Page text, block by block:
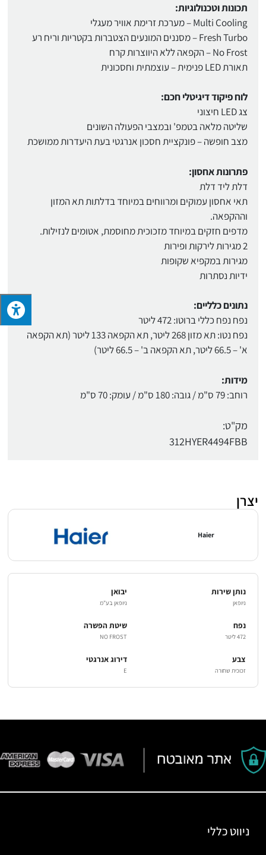
תכונות וטכנולוגיות:
Multi Cooling – מערכת זרימת אוויר מעגלי
Fresh Turbo – מסננים המונעים הצטברות בקטריות וריח רע
No Frost – הקפאה ללא היווצרות קרח
תאורת LED פנימית – עוצמתית וחסכונית
לוח פיקוד דיגיטלי חכם:
צג LED חיצוני
שליטה מלאה בטמפ' ובמצבי הפעולה השונים
מצב חופשה – פונקציית חסכון אנרגטי בעת היעדרות ממושכת
פתרונות אחסון:
דלת ליד דלת
תאי אחסון עמוקים ומרווחים במיוחד בדלתות תא המזון
וההקפאה.
מדפים חזקים במיוחד מזכוכית מחוסמת, אטומים לנזילות.
2 מגירות לירקות ופירות
מגירות במקפיא שקופות
ידיות נסתרות
נתונים כלליים:
נפח נפח כללי ברוטו: 472 ליטר
נפח נטו: תא מזון 268 ליטר, תא הקפאה 133 ליטר (תא הקפאה
א' – 66.5 ליטר, תא הקפאה ב' – 66.5 ליטר)
מידות:
רוחב: 79 ס"מ / גובה: 180 ס"מ / עומק: 70 ס"מ
מק"ט:
312HYER4494FBB
יצרן
Haier
נותן שירות
ניופאן
יבואן
ניופאן בע"מ
נפח
472 ליטר
שיטת הפשרה
NO FROST
צבע
זכוכית שחורה
דירוג אנרגטי
E
ניווט כללי